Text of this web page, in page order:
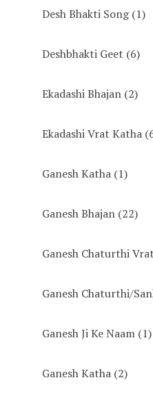
Desh Bhakti Song(1)
Deshbhakti Geet (6)
Ekadashi Bhajan (2)
Ekadashi Vrat Katha
Ganesh Katha (1)
Ganesh Bhajan (22)
Ganesh Chaturthi
Ganesh Chaturthi/
Ganesh Ji Ke Naam (1)
Ganesh Katha (2)